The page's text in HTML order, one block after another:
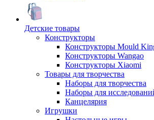
Детские товары
Конструкторы
Конструкторы Mould
Конструкторы Wangao
Конструкторы Xiaomi
Товары для творчества
Наборы для творчества
Наборы для
Канцелярия
Игрушки